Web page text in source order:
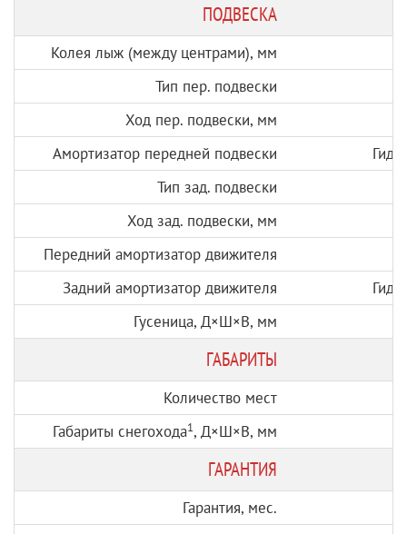
ПОДВЕСКА
Колея лыж (между центрами), мм
Тип пер. подвески
Ход пер. подвески, мм
Амортизатор передней подвески
Тип зад. подвески
Ход зад. подвески, мм
Передний амортизатор движителя
Задний амортизатор движителя
Гусеница, Д×Ш×В, мм
ГАБАРИТЫ
Количество мест
Габариты снегохода1, Д×Ш×В, мм
ГАРАНТИЯ
Гарантия, мес.